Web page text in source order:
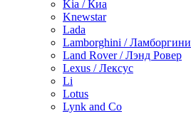
Kia / Киа
Knewstar
Lada
Lamborghini / Ламборгини
Land Rover / Лэнд Ровер
Lexus / Лексус
Li
Lotus
Lynk and Co